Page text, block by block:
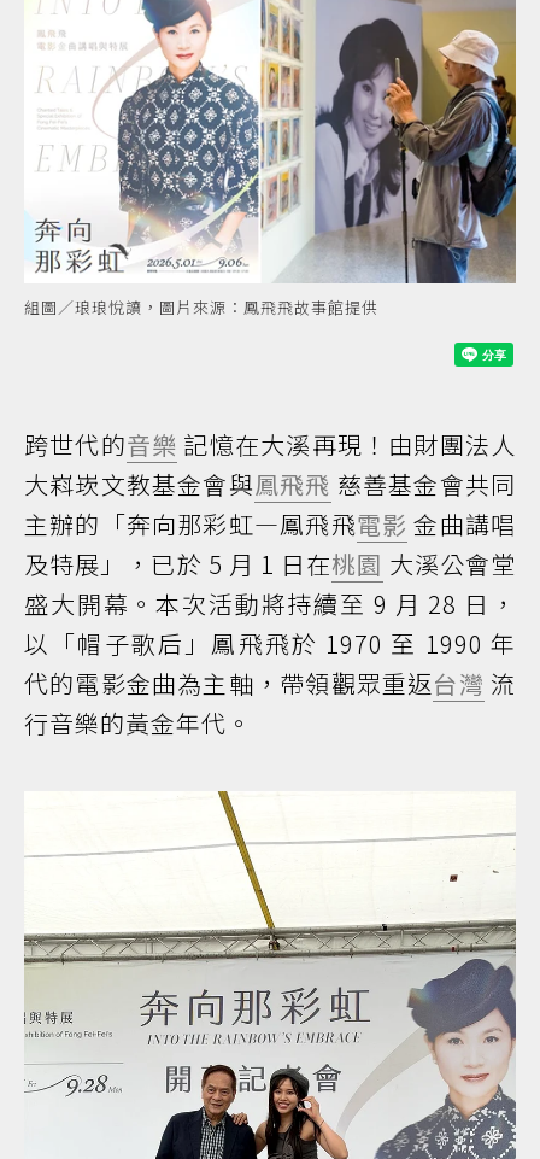
組圖／琅琅悅讀，圖片來源：鳳飛飛故事館提供
跨世代的音樂 記憶在大溪再現！由財團法人
大嵙崁文教基金會與鳳飛飛 慈善基金會共同
主辦的「奔向那彩虹—鳳飛飛電影 金曲講唱
及特展」，已於 5 月 1 日在桃園 大溪公會堂
盛大開幕。本次活動將持續至 9 月 28 日，
以「帽子歌后」鳳飛飛於 1970 至 1990 年
代的電影金曲為主軸，帶領觀眾重返台灣 流
行音樂的黃金年代。